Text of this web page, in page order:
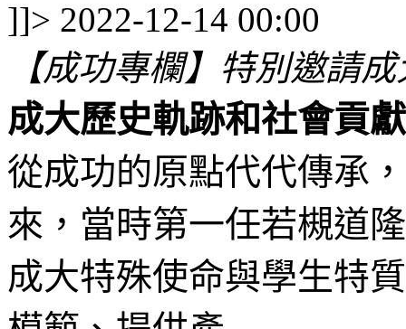
]]> 2022-12-14 00:00
【成功專欄】特別邀請
成大歷史軌跡和社會貢獻
從成功的原點代代傳承
來，當時第一任若槻道
成大特殊使命與學生特